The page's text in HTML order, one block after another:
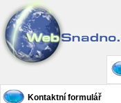
Kontaktní formulář